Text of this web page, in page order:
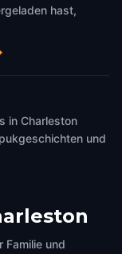
hast,
in Charleston
und
Familie und